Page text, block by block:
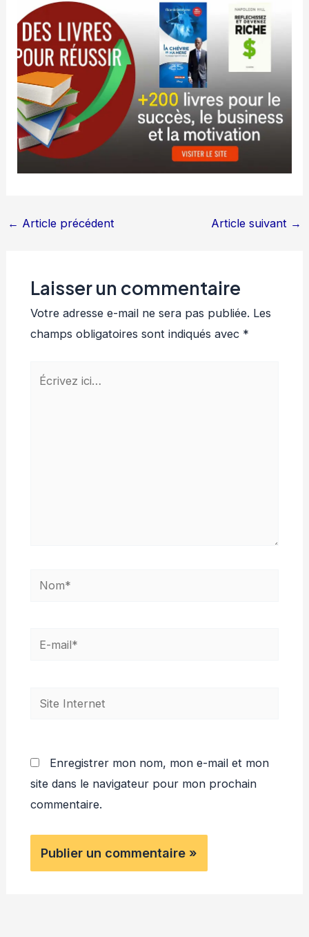
← Article précédent Article suivant →
Laisser un commentaire
Votre adresse e-mail ne sera pas publiée. Les
champs obligatoires sont indiqués avec *
Écrivez
Nom*
E-
Site
Enregistrer mon nom, mon e-mail et mon
site dans le navigateur pour mon prochain
commentaire.